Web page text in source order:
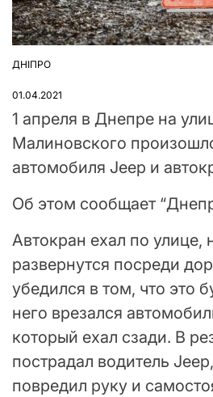
ОПУБЛІКУВАТИ
ДНІПРО
01.04.2021
1 апреля в Днепре на
Малиновского
автомобиля Jeep и
Об этом сообщает
Автокран ехал по улице,
развернутся посреди
убедился в том, что это
него врезался
который ехал сзади. В
пострадал водитель
повредил руку и